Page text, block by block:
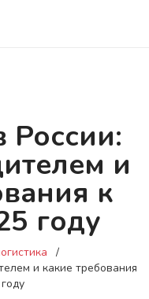
России:
и
к
году
и какие требования